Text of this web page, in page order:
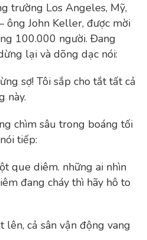
trường Los Angeles, Mỹ,
ông John Keller, được mời
100.000 người. Đang
lại và dõng dạc nói:
sợ! Tôi sắp cho tắt tất cả
này.
chìm sâu trong boáng tối
tiếp:
que diêm. những ai nhìn
đang cháy thì hãy hô to
cả sân vận động vang